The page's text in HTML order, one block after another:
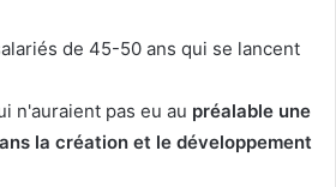
de 45-50 ans qui se lancent
n'auraient pas eu au préalable une
la création et le développement